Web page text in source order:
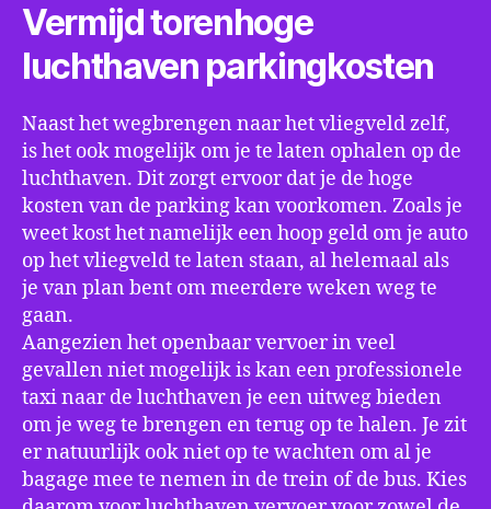
Vermijd torenhoge
luchthaven parkingkosten
Naast het wegbrengen naar het vliegveld zelf,
is het ook mogelijk om je te laten ophalen op de
luchthaven. Dit zorgt ervoor dat je de hoge
kosten van de parking kan voorkomen. Zoals je
weet kost het namelijk een hoop geld om je auto
op het vliegveld te laten staan, al helemaal als
je van plan bent om meerdere weken weg te
gaan.
Aangezien het openbaar vervoer in veel
gevallen niet mogelijk is kan een professionele
taxi naar de luchthaven je een uitweg bieden
om je weg te brengen en terug op te halen. Je zit
er natuurlijk ook niet op te wachten om al je
bagage mee te nemen in de trein of de bus. Kies